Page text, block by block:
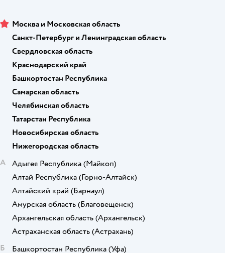
Москва и Московская область
Санкт-Петербург и Ленинградская область
Свердловская область
Краснодарский край
Башкортостан Республика
Самарская область
Челябинская область
Татарстан Республика
Новосибирская область
Нижегородская область
А
Адыгея Республика (Майкоп)
Алтай Республика (Горно-Алтайск)
Алтайский край (Барнаул)
Амурская область (Благовещенск)
Архангельская область (Архангельск)
Астраханская область (Астрахань)
Б
Башкортостан Республика (Уфа)